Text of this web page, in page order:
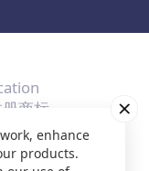
商标
隐私设置
enhance
products.